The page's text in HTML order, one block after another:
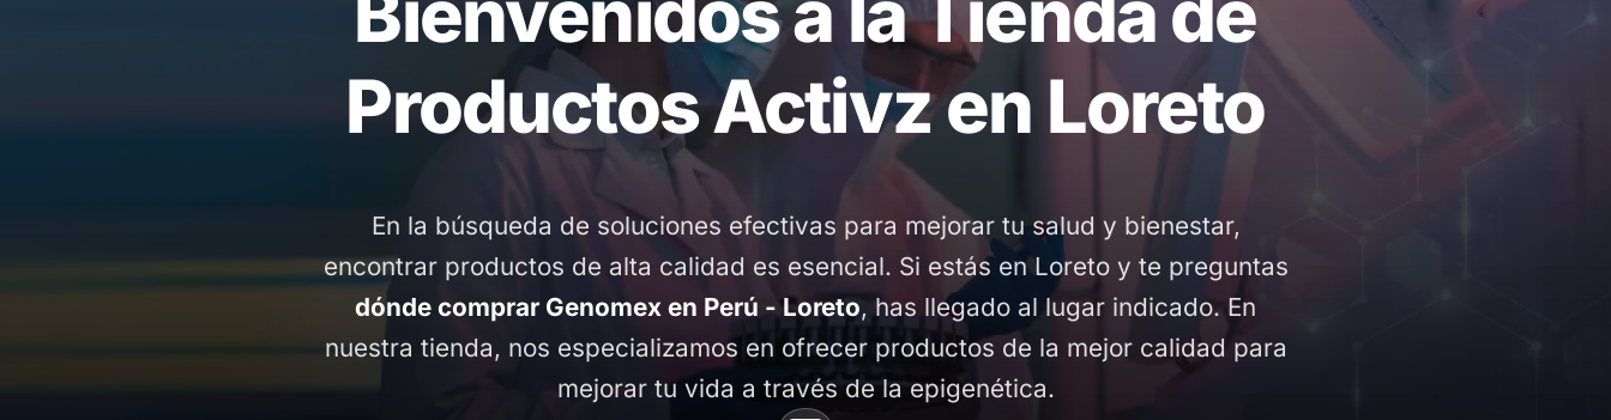
Productos Activz en Loreto
En la búsqueda de soluciones efectivas para mejorar tu salud y bienestar,
encontrar productos de alta calidad es esencial. Si estás en Loreto y te preguntas
dónde comprar Genomex en Perú - Loreto, has llegado al lugar indicado. En
nuestra tienda, nos especializamos en ofrecer productos de la mejor calidad para
mejorar tu vida a través de la epigenética.